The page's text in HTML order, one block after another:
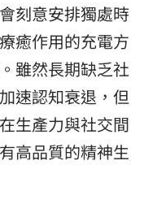
刻意安排獨處時
癒作用的充電方
雖然長期缺乏社
速認知衰退，但
生產力與社交間
高品質的精神生